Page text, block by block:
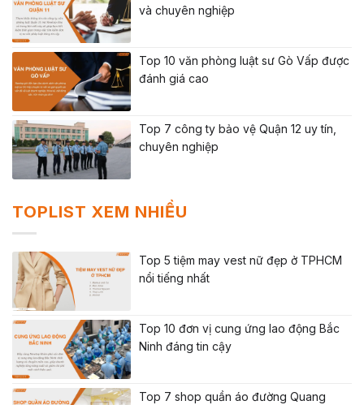
và chuyên nghiệp
Top 10 văn phòng luật sư Gò Vấp được
đánh giá cao
Top 7 công ty bảo vệ Quận 12 uy tín,
chuyên nghiệp
TOPLIST XEM NHIỀU
Top 5 tiệm may vest nữ đẹp ở TPHCM
nổi tiếng nhất
Top 10 đơn vị cung ứng lao động Bắc
Ninh đáng tin cậy
Top 7 shop quần áo đường Quang